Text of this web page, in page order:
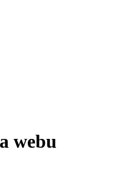
webu